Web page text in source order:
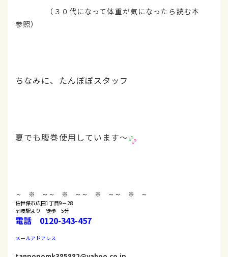
（３０代になって体重が気になったら読む本
参照）
ちなみに、たんぽぽスタッフ
夏でも腹巻使用しています～
～ ※ ～ ～ ※ ～ ～ ※ ～ ～ ※ ～
佐世保市広田1丁目9－28
早岐駅より 徒歩 5分
電話 0120-343-457
メールアドアレス